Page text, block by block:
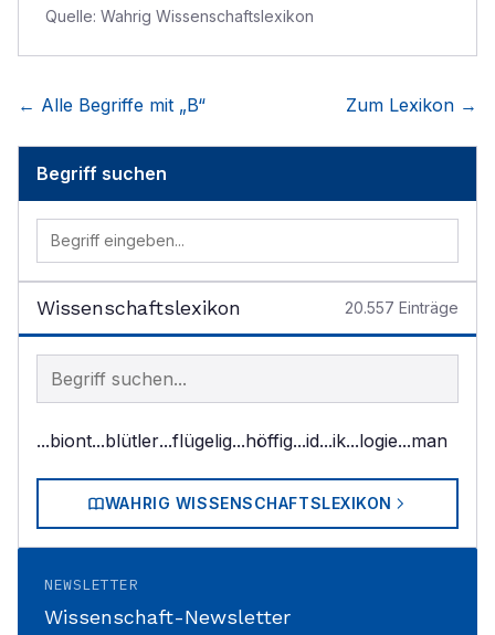
Quelle: Wahrig Wissenschaftslexikon
← Alle Begriffe mit „B“ Zum Lexikon →
Begriff suchen
Wissenschaftslexikon 20.557 Einträge
Begriff im Lexikon suchen
...biont...blütler...flügelig...höffig...id...ik...logie...man
WAHRIG WISSENSCHAFTSLEXIKON
NEWSLETTER
Wissenschaft-Newsletter